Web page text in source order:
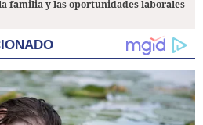
familia y las oportunidades laborales